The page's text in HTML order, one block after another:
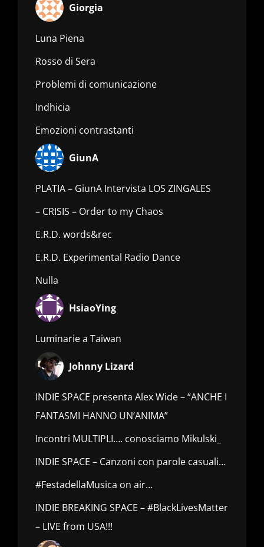
Giorgia
Luna Piena
Rosso di Sera
Problemi di comunicazione
Indhicia
Emozioni contrastanti
GiunA
PLATIA – GiunA Intervista LOS ZINGALES
– CRISIS – Order to my Chaos
E.R.D. words&rec
E.R.D. Experimental Radio Dance
Nulla
HsiaoYing
Luminarie a Taiwan
Johnny Lizard
INDIE SPACE presenta Alex Wide – “ANCHE I
FANTASMI HANNO UN’ANIMA”
Incontri MULTIPLI…. conosciamo Mikulski_
INDIE SPACE – Canzoni con parole casuali…
#FestadellaMusica on air…
INDIE BREAKING SPACE – #BlackLivesMatter
– LIVE from USA!!!